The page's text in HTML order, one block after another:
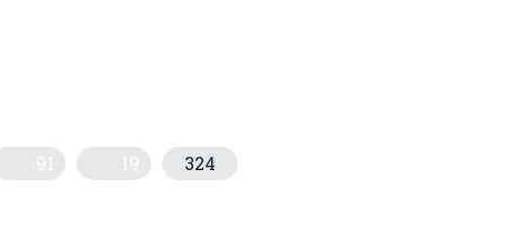
91 19 324
ပဋိပက္ခများအပြီးသတ်နိုင်ရန် အချိန်ကာလ ခန့်မှန်းရန်ခက်နေသေးဟုဆို
ည့် ရုပ်ရှင်ပွဲတော်၌ မြန်မာနိုင်ငံမှ “THE GREAT MYANMAR” ရုပ်ရှင်ဇတ်က